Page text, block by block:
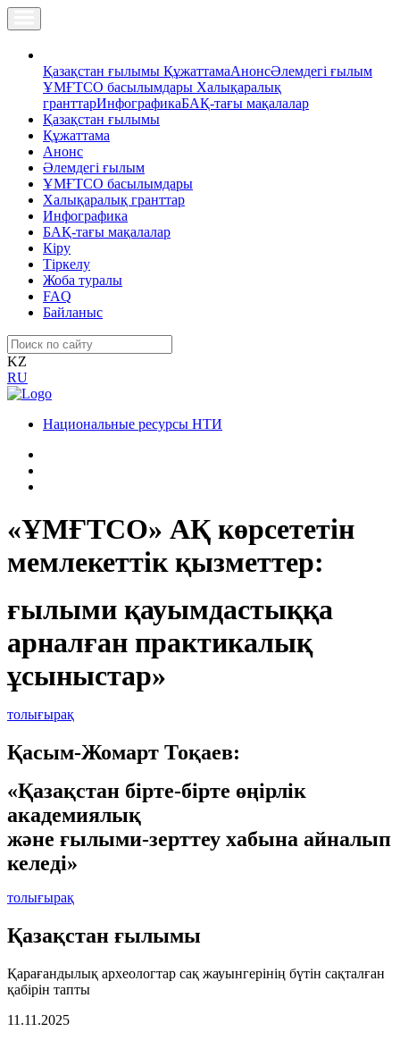
Қазақстан ғылымы ҚұжаттамаАнонсӘлемдегі ғылым
ҰМҒТСО басылымдары Халықаралық
гранттарИнфографикаБАҚ-тағы мақалалар
Қазақстан ғылымы
Құжаттама
Анонс
Әлемдегі ғылым
ҰМҒТСО басылымдары
Халықаралық гранттар
Инфографика
БАҚ-тағы мақалалар
Кіру
Тіркелу
Жоба туралы
FAQ
Байланыс
KZ
RU
Национальные ресурсы НТИ
«ҰМҒТСО» АҚ көрсететін
мемлекеттік қызметтер:
ғылыми қауымдастыққа
арналған практикалық
ұсыныстар»
толығырақ
Қасым-Жомарт Тоқаев:
«Қазақстан бірте-бірте өңірлік
академиялық
және ғылыми-зерттеу хабына айналып
келеді»
толығырақ
Қазақстан ғылымы
Қарағандылық археологтар сақ жауынгерінің бүтін сақталған
қабірін тапты
11.11.2025